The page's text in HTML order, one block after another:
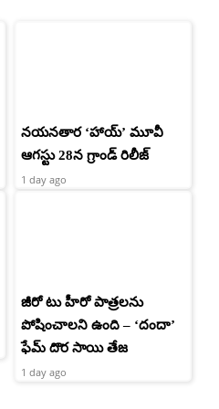
నయనతార ‘హాయ్’ మూవీ
ఆగస్టు 28న గ్రాండ్ రిలీజ్
1 day ago
జీరో టు హీరో పాత్రలను
పోషించాలని ఉంది – ‘దందా’
ఫేమ్ దొర సాయి తేజ
1 day ago